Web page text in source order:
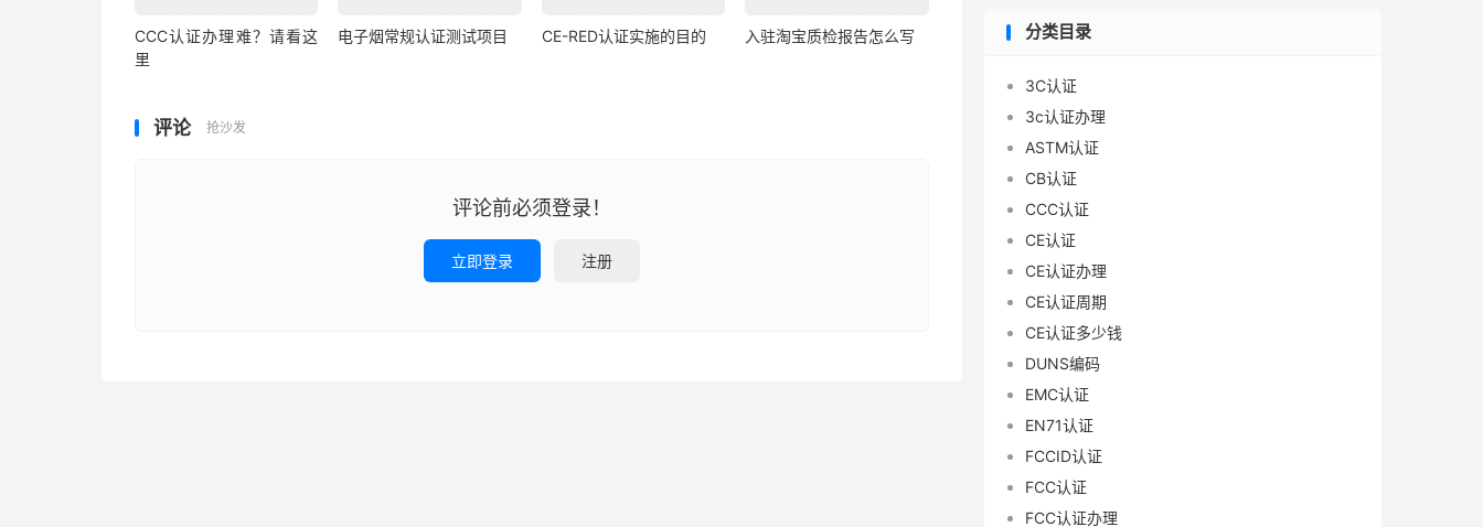
CCC认证办理难？请看这
里
电子烟常规认证测试项目 CE-RED认证实施的目的 入驻淘宝质检报告怎么写
评论 抢沙发
评论前必须登录！
立即登录 注册
分类目录
3C认证
3c认证办理
ASTM认证
CB认证
CCC认证
CE认证
CE认证办理
CE认证周期
CE认证多少钱
DUNS编码
EMC认证
EN71认证
FCCID认证
FCC认证
FCC认证办理